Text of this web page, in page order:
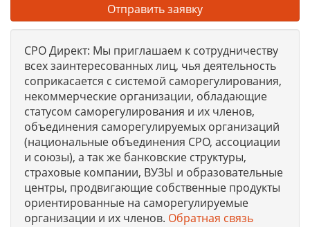
Отправить заявку
СРО Директ: Мы приглашаем к сотрудничеству
всех заинтересованных лиц, чья деятельность
соприкасается с системой саморегулирования,
некоммерческие организации, обладающие
статусом саморегулирования и их членов,
объединения саморегулируемых организаций
(национальные объединения СРО, ассоциации
и союзы), а так же банковские структуры,
страховые компании, ВУЗЫ и образовательные
центры, продвигающие собственные продукты
ориентированные на саморегулируемые
организации и их членов. Обратная связь